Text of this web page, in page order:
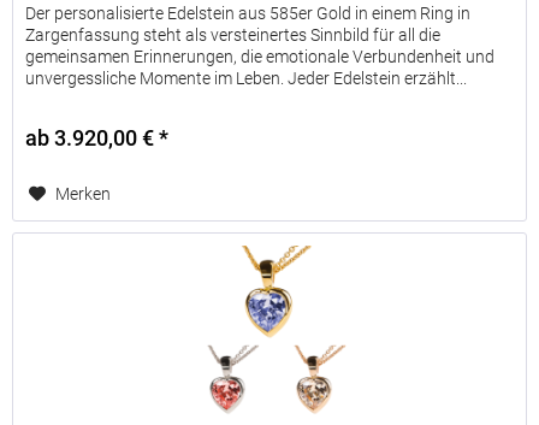
Der personalisierte Edelstein aus 585er Gold in einem Ring in
Zargenfassung steht als versteinertes Sinnbild für all die
gemeinsamen Erinnerungen, die emotionale Verbundenheit und
unvergessliche Momente im Leben. Jeder Edelstein erzählt...
ab 3.920,00 € *
Merken